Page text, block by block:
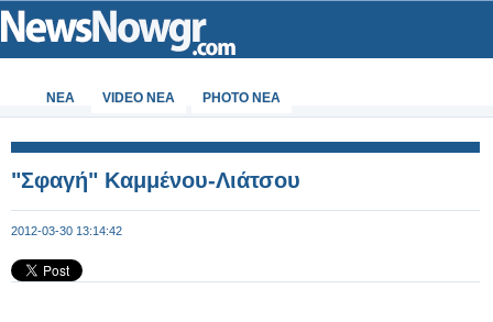
ΝΕΑ VIDEO NEA PHOTO NEA
"Σφαγή" Καμμένου-Λιάτσου
2012-03-30 13:14:42